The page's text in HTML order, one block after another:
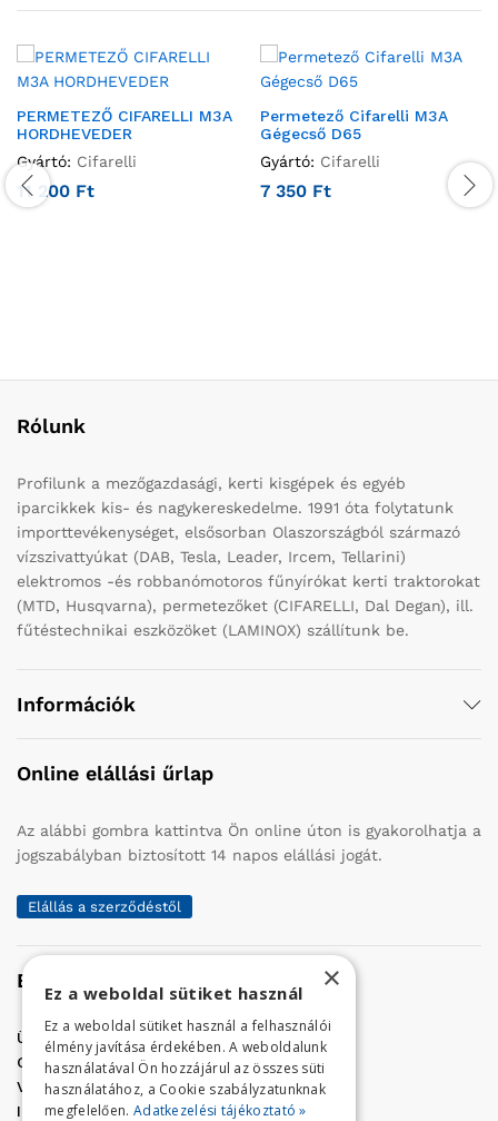
PERMETEZŐ CIFARELLI M3A
HORDHEVEDER
Gyártó: Cifarelli
11 200 Ft
Permetező Cifarelli M3A
Gégecső D65
Gyártó: Cifarelli
7 350 Ft
Rólunk
Profilunk a mezőgazdasági, kerti kisgépek és egyéb
iparcikkek kis- és nagykereskedelme. 1991 óta folytatunk
importtevékenységet, elsősorban Olaszországból származó
vízszivattyúkat (DAB, Tesla, Leader, Ircem, Tellarini)
elektromos -és robbanómotoros fűnyírókat kerti traktorokat
(MTD, Husqvarna), permetezőket (CIFARELLI, Dal Degan), ill.
fűtéstechnikai eszközöket (LAMINOX) szállítunk be.
Információk
Online elállási űrlap
Az alábbi gombra kattintva Ön online úton is gyakorolhatja a
jogszabályban biztosított 14 napos elállási jogát.
Elállás a szerződéstől
Elérhetőség
Üzletünk címe:
Szolnok, Vércse út 17.
Golf Center Áruház:06 (56) 423-324
VÁR-Kert Áruház: 06 (56) 429-771
Iroda:06 (56) 421-857
×
Ez a weboldal sütiket használ
Ez a weboldal sütiket használ a felhasználói
élmény javítása érdekében. A weboldalunk
használatával Ön hozzájárul az összes süti
használatához, a Cookie szabályzatunknak
megfelelően. Adatkezelési tájékoztató »